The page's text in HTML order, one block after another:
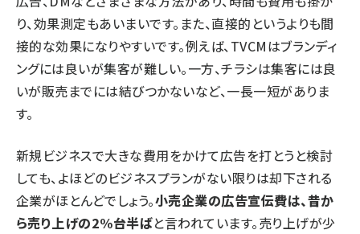
り、効果測定もあいまいです。また、直接的というよりも間
接的な効果になりやすいです。例えば、TVCMはブランディ
ングには良いが集客が難しい。一方、チラシは集客には良
いが販売までには結びつかないなど、一長一短がありま
す。
新規ビジネスで大きな費用をかけて広告を打とうと検討
しても、よほどのビジネスプランがない限りは却下される
企業がほとんどでしょう。小売企業の広告宣伝費は、昔か
ら売り上げの2%台半ばと言われています。売り上げが少